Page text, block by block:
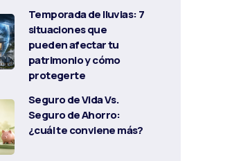
Temporada de lluvias: 7
situaciones que
pueden afectar tu
patrimonio y cómo
protegerte
Seguro de Vida Vs.
Seguro de Ahorro:
¿cuál te conviene más?